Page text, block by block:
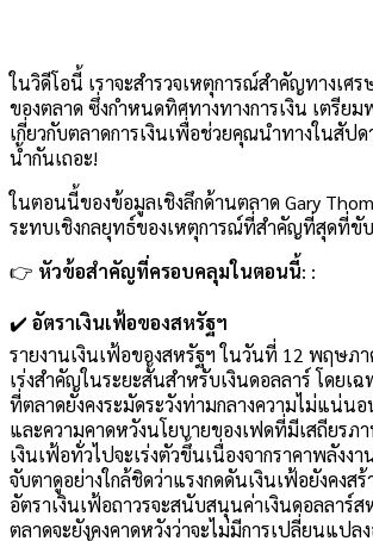
ในวิดีโอนี้ เราจะสำรวจเหตุการณ์สำคัญทางเศ
ของตลาด ซึ่งกำหนดทิศทางทางการเงิน เตรีย
เกี่ยวกับตลาดการเงินเพื่อช่วยคุณนำทางในสัป
น้ำกันเถอะ!
ในตอนนี้ของข้อมูลเชิงลึกด้านตลาด Gary
ระทบเชิงกลยุทธ์ของเหตุการณ์ที่สำคัญที่สุดที่ขั
👉 หัวข้อสำคัญที่ครอบคลุมในตอนนี้: :
✔️ อัตราเงินเฟ้อของสหรัฐฯ
รายงานเงินเฟ้อของสหรัฐฯ ในวันที่ 12 พฤษภ
เร่งสำคัญในระยะสั้นสำหรับเงินดอลลาร์ โดยเ
ที่ตลาดยังคงระมัดระวังท่ามกลางความไม่แน่น
และความคาดหวังนโยบายของเฟดที่มีเสถียรภ
เงินเฟ้อทั่วไปจะเร่งตัวขึ้นเนื่องจากราคาพลังง
จับตาดูอย่างใกล้ชิดว่าแรงกดดันเงินเฟ้อยังคงส
อัตราเงินเฟ้อถาวรจะสนับสนุนค่าเงินดอลลาร์
ตลาดจะยังคงคาดหวังว่าจะไม่มีการเปลี่ยนแปล